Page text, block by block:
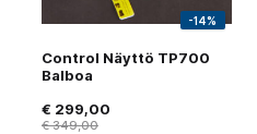
-14%
Control Näyttö TP700
Balboa
€349,00
€ 299,00